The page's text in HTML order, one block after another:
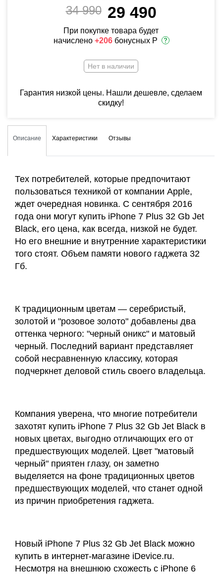
34 990 29 490
При покупке товара будет
начислено +206 бонусных Р
Нет в наличии
Гарантия низкой цены. Нашли дешевле, сделаем
скидку!
Описание Характеристики Отзывы
Тех потребителей, которые предпочитают
пользоваться техникой от компании Apple,
ждет очередная новинка. С сентября 2016
года они могут купить iPhone 7 Plus 32 Gb Jet
Black, его цена, как всегда, низкой не будет.
Но его внешние и внутренние характеристики
того стоят. Объем памяти нового гаджета 32
Гб.
К традиционным цветам — серебристый,
золотой и "розовое золото" добавлены два
оттенка черного: "черный оникс" и матовый
черный. Последний вариант представляет
собой несравненную классику, которая
подчеркнет деловой стиль своего владельца.
Компания уверена, что многие потребители
захотят купить iPhone 7 Plus 32 Gb Jet Black в
новых цветах, выгодно отличающих его от
предшествующих моделей. Цвет "матовый
черный" приятен глазу, он заметно
выделяется на фоне традиционных цветов
предшествующих моделей, что станет одной
из причин приобретения гаджета.
Новый iPhone 7 Plus 32 Gb Jet Black можно
купить в интернет-магазине iDevice.ru.
Несмотря на внешнюю схожесть с iPhone 6